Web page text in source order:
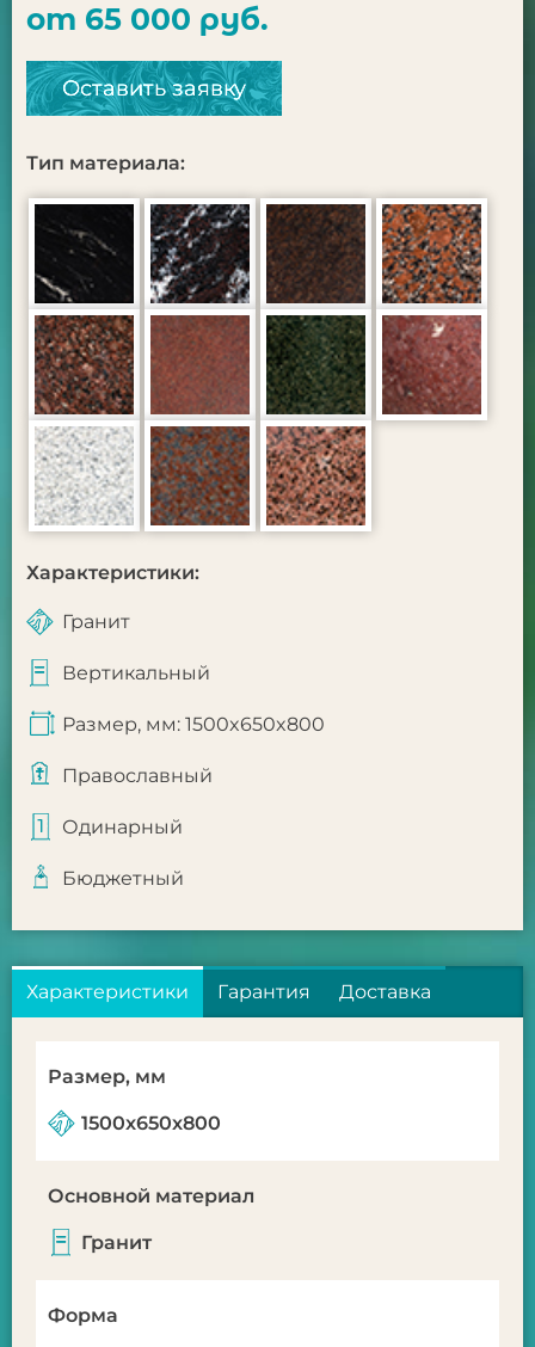
от 65 000 руб.
Оставить заявку
Тип материала:
Характеристики:
Гранит
Вертикальный
Размер, мм: 1500x650x800
Православный
Одинарный
Бюджетный
Характеристики Гарантия Доставка
Размер, мм
1500x650x800
Основной материал
Гранит
Форма